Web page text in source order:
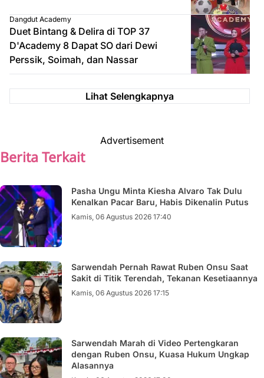
Dangdut Academy
Duet Bintang & Delira di TOP 37
D'Academy 8 Dapat SO dari Dewi
Perssik, Soimah, dan Nassar
Lihat Selengkapnya
Advertisement
Berita Terkait
Pasha Ungu Minta Kiesha Alvaro Tak Dulu
Kenalkan Pacar Baru, Habis Dikenalin Putus
Kamis, 06 Agustus 2026 17:40
Sarwendah Pernah Rawat Ruben Onsu Saat
Sakit di Titik Terendah, Tekanan Kesetiaannya
Kamis, 06 Agustus 2026 17:15
Sarwendah Marah di Video Pertengkaran
dengan Ruben Onsu, Kuasa Hukum Ungkap
Alasannya